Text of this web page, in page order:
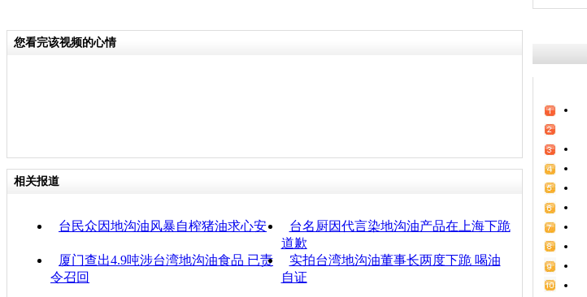
您看完该视频的心情
相关报道
台民众因地沟油风暴自榨猪油求心安
台名厨因代言染地沟油产品在上海下跪
道歉
厦门查出4.9吨涉台湾地沟油食品 已责
令召回
实拍台湾地沟油董事长两度下跪 喝油
自证